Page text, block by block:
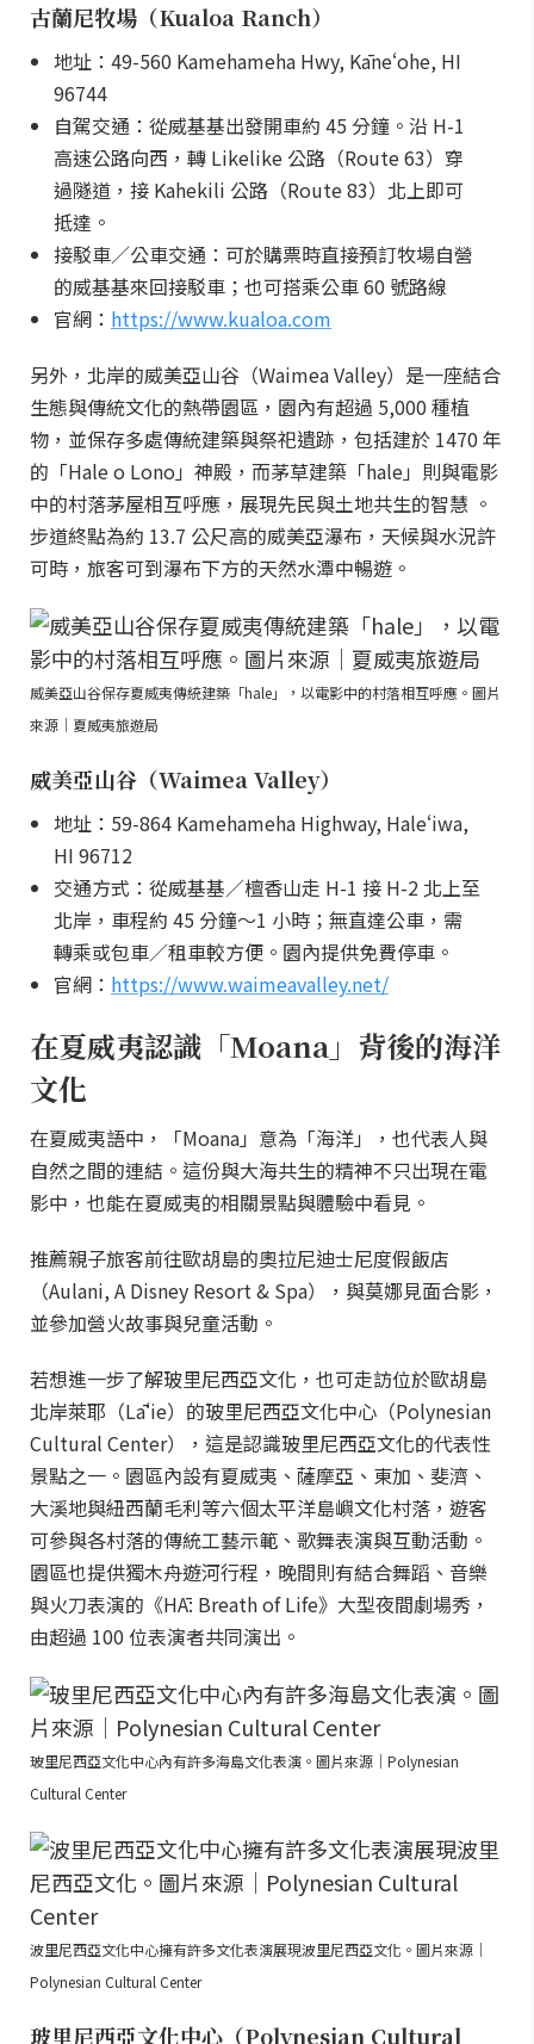
古蘭尼牧場（Kualoa Ranch）
地址：49-560 Kamehameha Hwy, Kāneʻohe, HI
96744
自駕交通：從威基基出發開車約 45 分鐘。沿 H-1
高速公路向西，轉 Likelike 公路（Route 63）穿
過隧道，接 Kahekili 公路（Route 83）北上即可
抵達。
接駁車／公車交通：可於購票時直接預訂牧場自營
的威基基來回接駁車；也可搭乘公車 60 號路線
官網： https://www.kualoa.com
另外，北岸的威美亞山谷（Waimea Valley）是一座結合
生態與傳統文化的熱帶園區，園內有超過 5,000 種植
物，並保存多處傳統建築與祭祀遺跡，包括建於 1470 年
的「Hale o Lono」神殿，而茅草建築「hale」則與電影
中的村落茅屋相互呼應，展現先民與土地共生的智慧 。
步道終點為約 13.7 公尺高的威美亞瀑布，天候與水況許
可時，旅客可到瀑布下方的天然水潭中暢遊。
威美亞山谷保存夏威夷傳統建築「hale」，以電影中的村落相互呼應。圖片
來源｜夏威夷旅遊局
威美亞山谷（Waimea Valley）
地址：59-864 Kamehameha Highway, Haleʻiwa,
HI 96712
交通方式：從威基基／檀香山走 H-1 接 H-2 北上至
北岸，車程約 45 分鐘～1 小時；無直達公車，需
轉乘或包車／租車較方便。園內提供免費停車。
官網： https://www.waimeavalley.net/
在夏威夷認識「Moana」背後的海洋
文化
在夏威夷語中，「Moana」意為「海洋」，也代表人與
自然之間的連結。這份與大海共生的精神不只出現在電
影中，也能在夏威夷的相關景點與體驗中看見。
推薦親子旅客前往歐胡島的奧拉尼迪士尼度假飯店
（Aulani, A Disney Resort & Spa），與莫娜見面合影，
並參加營火故事與兒童活動。
若想進一步了解玻里尼西亞文化，也可走訪位於歐胡島
北岸萊耶（Lāʻie）的玻里尼西亞文化中心（Polynesian
Cultural Center），這是認識玻里尼西亞文化的代表性
景點之一。園區內設有夏威夷、薩摩亞、東加、斐濟、
大溪地與紐西蘭毛利等六個太平洋島嶼文化村落，遊客
可參與各村落的傳統工藝示範、歌舞表演與互動活動。
園區也提供獨木舟遊河行程，晚間則有結合舞蹈、音樂
與火刀表演的《HĀ: Breath of Life》大型夜間劇場秀，
由超過 100 位表演者共同演出。
玻里尼西亞文化中心內有許多海島文化表演。圖片來源｜Polynesian
Cultural Center
波里尼西亞文化中心擁有許多文化表演展現波里尼西亞文化。圖片來源｜
Polynesian Cultural Center
玻里尼西亞文化中心（Polynesian Cultural